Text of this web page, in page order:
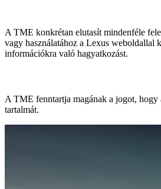
A TME konkrétan elutasít mindenféle
vagy használatához a Lexus weboldallal
információkra való hagyatkozást.
A TME fenntartja magának a jogot,
tartalmát.